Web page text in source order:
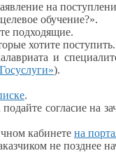
на
обучение?».
подходящие.
хотите поступить.
и
).
.
согласиена
кабинете на
не позднее